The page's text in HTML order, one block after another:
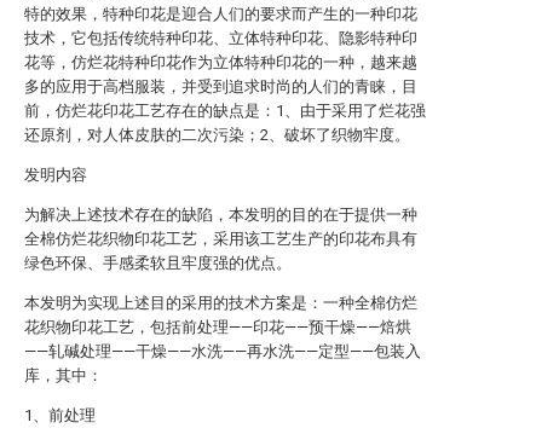
特的效果，特种印花是迎合人们的要求而产生的一种印花
技术，它包括传统特种印花、立体特种印花、隐影特种印
花等，仿烂花特种印花作为立体特种印花的一种，越来越
多的应用于高档服装，并受到追求时尚的人们的青睐，目
前，仿烂花印花工艺存在的缺点是：1、由于采用了烂花强
还原剂，对人体皮肤的二次污染；2、破坏了织物牢度。
发明内容
为解决上述技术存在的缺陷，本发明的目的在于提供一种
全棉仿烂花织物印花工艺，采用该工艺生产的印花布具有
绿色环保、手感柔软且牢度强的优点。
本发明为实现上述目的采用的技术方案是：一种全棉仿烂
花织物印花工艺，包括前处理——印花——预干燥——焙烘
——轧碱处理——干燥——水洗——再水洗——定型——包装入
库，其中：
1、前处理